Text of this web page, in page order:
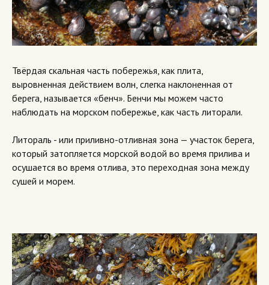
Твёрдая скальная часть побережья, как плита,
выровненная действием волн, слегка наклоненная от
берега, называется «бенч». Бенчи мы можем часто
наблюдать на морском побережье, как часть литорали.
Литораль - или приливно-отливная зона — участок берега,
который затопляется морской водой во время прилива и
осушается во время отлива, это переходная зона между
сушей и морем.